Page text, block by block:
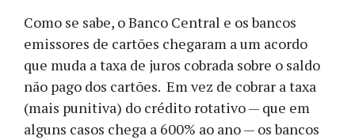
Como se sabe, o Banco Central e os bancos
emissores de cartões chegaram a um acordo
que muda a taxa de juros cobrada sobre o saldo
não pago dos cartões. Em vez de cobrar a taxa
(mais punitiva) do crédito rotativo — que em
alguns casos chega a 600% ao ano — os bancos